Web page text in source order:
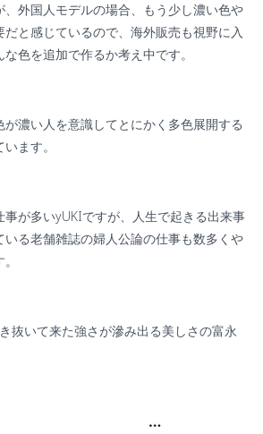
外国人モデルの場合、もう少し濃い色や
だと感じているので、海外販売も視野に入
色を追加で作るか考え中です。
濃い人を意識してとにかく多色展開する
ます。
事が多いyUKIですが、人生で起きる出来事
る老舗雑誌の婦人公論の仕事も数多くや
抜いて来た強さが滲み出る美しさの富永